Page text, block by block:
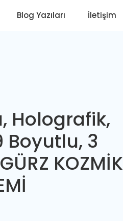
Blog Yazıları İletişim
Holografik,
Boyutlu, 3
KOZMİK